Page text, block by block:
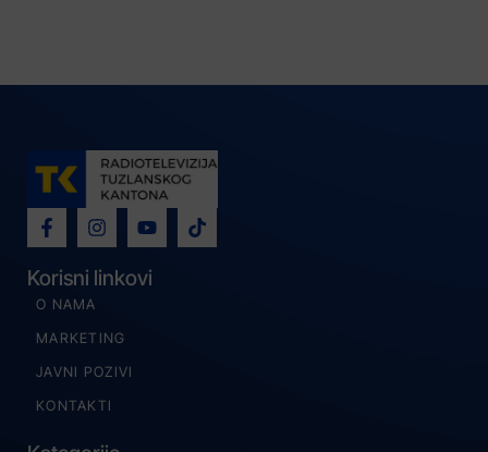
Korisni linkovi
O NAMA
MARKETING
JAVNI POZIVI
KONTAKTI